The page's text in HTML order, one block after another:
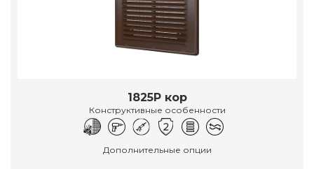
1825Р кор
Конструктивные особенности
Дополнительные опции